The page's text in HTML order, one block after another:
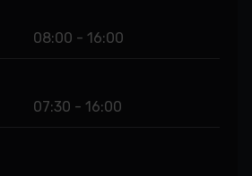
08:00 - 16:00
07:30 - 16:00